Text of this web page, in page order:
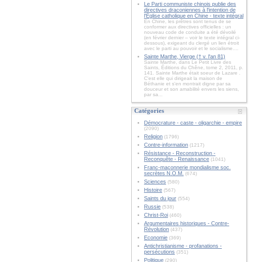
Le Parti communiste chinois publie des
directives draconiennes à l'intention de
l'Église catholique en Chine - texte intégral
En Chine, les prêtres sont tenus de se
conformer aux directives officielles : un
nouveau code de conduite a été dévoilé
(en février dernier – voir le texte intégral ci-
dessous), exigeant du clergé un lien étroit
avec le parti au pouvoir et le socialisme....
Sainte Marthe, Vierge († v. l'an 81)
Sainte Marthe, dans Le Petit Livre des
Saints, Éditions du Chêne, tome 2, 2011, p.
141. Sainte Marthe était soeur de Lazare .
C'est elle qui dirigeait la maison de
Béthanie et s'en montrait digne par sa
douceur et son amabilité envers les siens,
par sa...
Catégories
Démocrature - caste - oligarchie - empire
(2090)
Religion(1796)
Contre-information(1217)
Résistance - Reconstruction -
Reconquête - Renaissance(1041)
Franc-maçonnerie mondialisme soc.
secrètes N.O.M. (674)
Sciences (580)
Histoire(567)
Saints du jour(554)
Russie(538)
Christ-Roi(460)
Argumentaires historiques - Contre-
Révolution(437)
Economie(369)
Antichristianisme - profanations -
persécutions (351)
Politique(290)